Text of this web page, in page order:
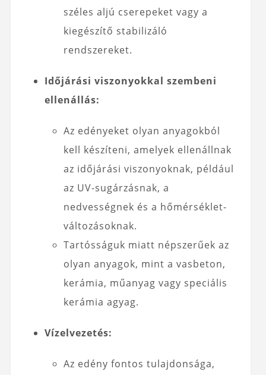
széles aljú cserepeket vagy a
kiegészítő stabilizáló
rendszereket.
Időjárási viszonyokkal szembeni
ellenállás:
Az edényeket olyan anyagokból
kell készíteni, amelyek ellenállnak
az időjárási viszonyoknak, például
az UV-sugárzásnak, a
nedvességnek és a hőmérséklet-
változásoknak.
Tartósságuk miatt népszerűek az
olyan anyagok, mint a vasbeton,
kerámia, műanyag vagy speciális
kerámia agyag.
Vízelvezetés:
Az edény fontos tulajdonsága,